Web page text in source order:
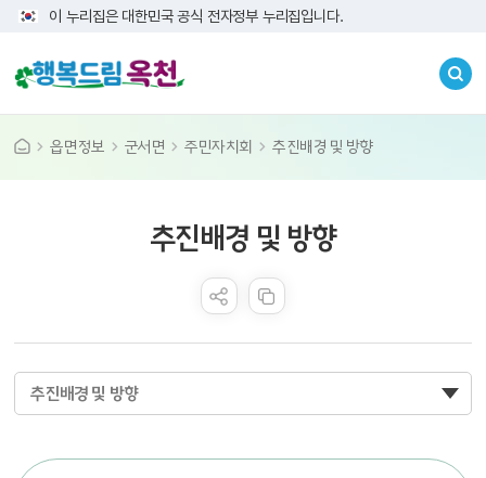
이 누리집은 대한민국 공식 전자정부 누리집입니다.
읍면정보 군서면 주민자치회 추진배경 및 방향
추진배경 및 방향
추진배경 및 방향